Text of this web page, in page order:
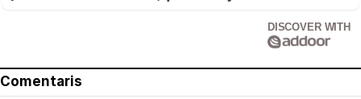
DISCOVER WITH
Comentaris